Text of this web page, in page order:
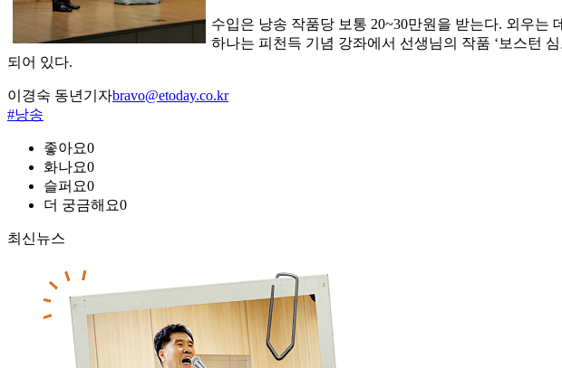
수입은 낭송 작품당 보통 20~30만원을 받는다. 외우는
하나는 피천득 기념 강좌에서 선생님의 작품 ‘보스턴
되어 있다.
이경숙 동년기자bravo@etoday.co.kr
#낭송
좋아요0
화나요0
슬퍼요0
더 궁금해요0
최신뉴스